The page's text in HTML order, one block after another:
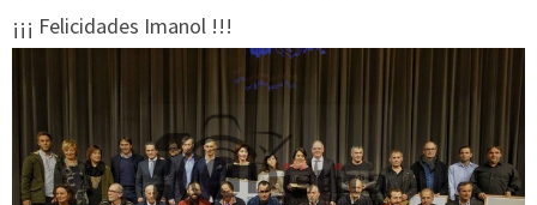
¡¡¡ Felicidades Imanol !!!